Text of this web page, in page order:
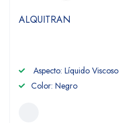
ALQUITRAN
Aspecto: Líquido Viscoso
Color: Negro